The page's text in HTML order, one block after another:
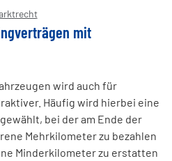
mit
wird auch für
Häufig wird hierbei eine
bei der am Ende der
Mehrkilometer zu bezahlen
Minderkilometer zu erstatten